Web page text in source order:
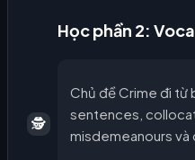
🕵️
Học phần 2:
Chủ đề Crime đi từ
sentences,
misdemeanours và